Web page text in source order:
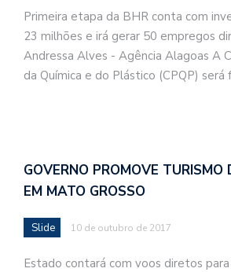
Primeira etapa da BHR conta com
23 milhões e irá gerar 50 empregos
Andressa Alves - Agência Alagoas A
da Química e do Plástico (CPQP)
GOVERNO PROMOVE
EM MATO GROSSO
Slide 10 de outubro de 2017
Estado contará com voos diretos